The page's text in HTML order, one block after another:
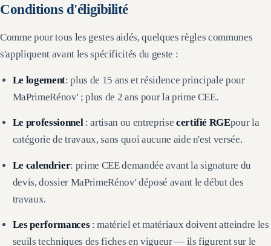
Conditions d'éligibilité
Comme pour tous les gestes aidés, quelques règles communes
s'appliquent avant les spécificités du geste :
Le logement: plus de 15 ans et résidence principale pour
MaPrimeRénov' ; plus de 2 ans pour la prime CEE.
Le professionnel: artisan ou entreprise certifié RGEpour la
catégorie de travaux, sans quoi aucune aide n'est versée.
Le calendrier: prime CEE demandée avant la signature du
devis, dossier MaPrimeRénov' déposé avant le début des
travaux.
Les performances: matériel et matériaux doivent atteindre les
seuils techniques des fiches en vigueur — ils figurent sur le